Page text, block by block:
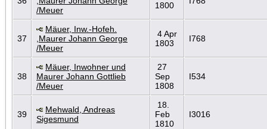
/Meuer
1800
37
Mäuer, Inw.-Hofeh.
,Maurer Johann George
/Meuer
4 Apr
1803
I768
38
Mäuer, Inwohner und
Maurer Johann Gottlieb
/Meuer
27
Sep
1808
I534
39
Mehwald, Andreas
Sigesmund
18.
Feb
1810
I3016